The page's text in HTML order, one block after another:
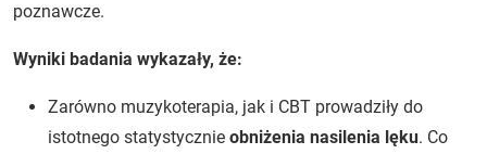
poznawcze.
Wyniki badania wykazały, że:
Zarówno muzykoterapia, jak i CBT prowadziły do
istotnego statystycznie obniżenia nasilenia lęku. Co